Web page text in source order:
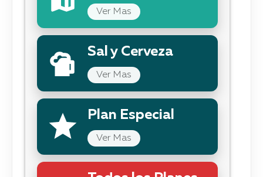
Ver Mas
Sal y Cerveza
Ver Mas
Plan Especial
Ver Mas